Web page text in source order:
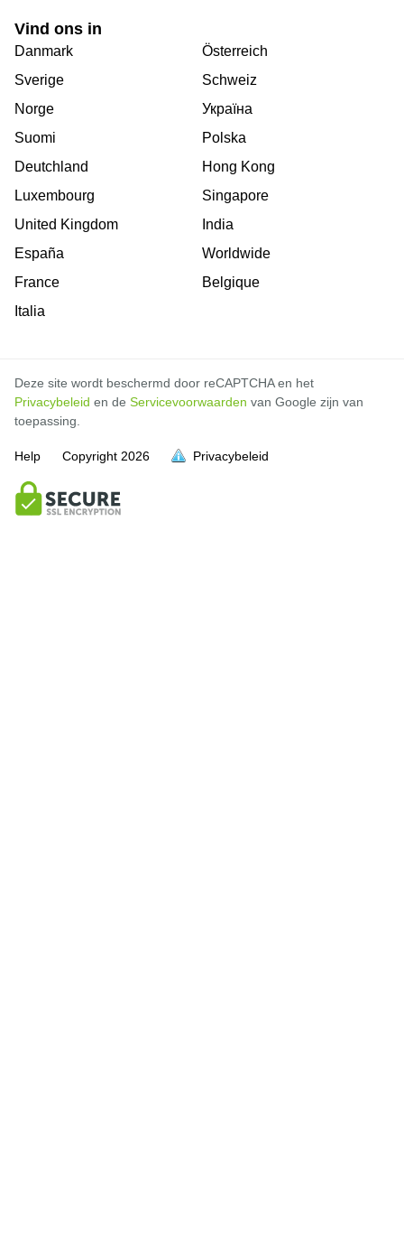
Vind ons in
Danmark
Sverige
Norge
Suomi
Deutchland
Luxembourg
United Kingdom
España
France
Italia
Österreich
Schweiz
Україна
Polska
Hong Kong
Singapore
India
Worldwide
Belgique
Deze site wordt beschermd door reCAPTCHA en het
Privacybeleid en de Servicevoorwaarden van Google zijn van
toepassing.
Help Copyright 2026 Privacybeleid